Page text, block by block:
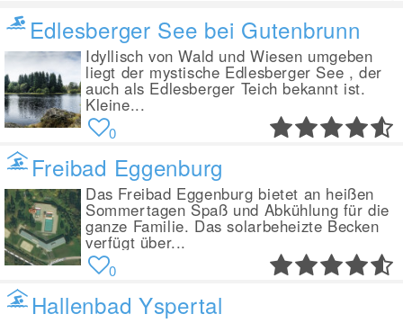
Edlesberger See bei Gutenbrunn
Idyllisch von Wald und Wiesen umgeben
liegt der mystische Edlesberger See , der
auch als Edlesberger Teich bekannt ist.
Kleine...
0
Freibad Eggenburg
Das Freibad Eggenburg bietet an heißen
Sommertagen Spaß und Abkühlung für die
ganze Familie. Das solarbeheizte Becken
verfügt über...
0
Hallenbad Yspertal